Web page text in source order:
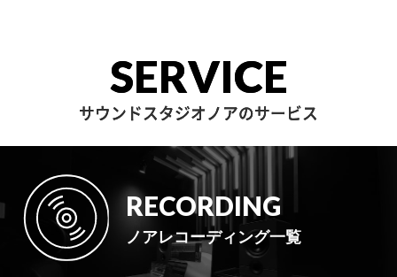
SERVICE
サウンドスタジオノアのサービス
RECORDING
ノアレコーディング一覧